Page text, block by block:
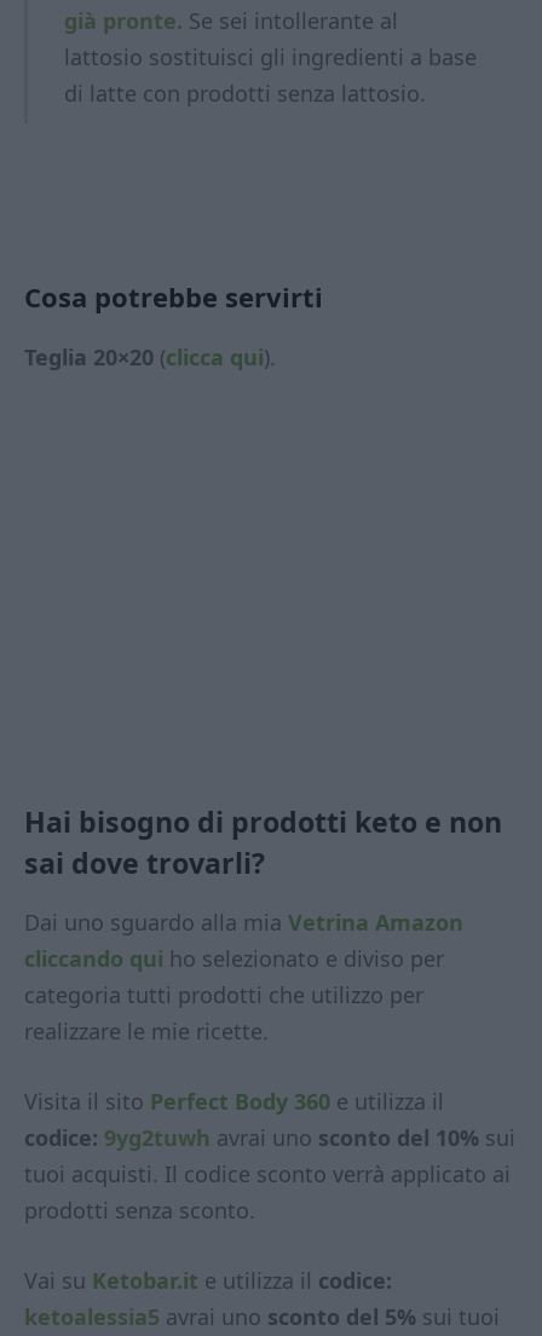
già pronte. Se sei intollerante al
lattosio sostituisci gli ingredienti a base
di latte con prodotti senza lattosio.
Cosa potrebbe servirti
Teglia 20×20 (clicca qui).
Hai bisogno di prodotti keto e non
sai dove trovarli?
Dai uno sguardo alla mia Vetrina Amazon
cliccando qui ho selezionato e diviso per
categoria tutti prodotti che utilizzo per
realizzare le mie ricette.
Visita il sito Perfect Body 360 e utilizza il
codice: 9yg2tuwh avrai uno sconto del 10% sui
tuoi acquisti. Il codice sconto verrà applicato ai
prodotti senza sconto.
Vai su Ketobar.it e utilizza il codice:
ketoalessia5 avrai uno sconto del 5% sui tuoi